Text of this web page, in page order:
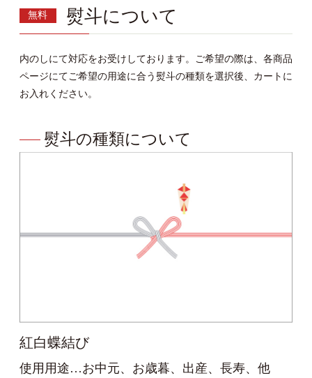
無料 熨斗について
内のしにて対応をお受けしております。ご希望の際は、各商品
ページにてご希望の用途に合う熨斗の種類を選択後、カートに
お入れください。
熨斗の種類について
紅白蝶結び
使用用途…お中元、お歳暮、出産、長寿、他